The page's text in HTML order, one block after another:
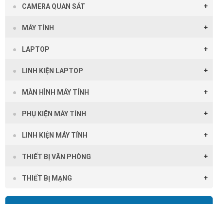
CAMERA QUAN SÁT
MÁY TÍNH
LAPTOP
LINH KIỆN LAPTOP
MÀN HÌNH MÁY TÍNH
PHỤ KIỆN MÁY TÍNH
LINH KIỆN MÁY TÍNH
THIẾT BỊ VĂN PHÒNG
THIẾT BỊ MẠNG